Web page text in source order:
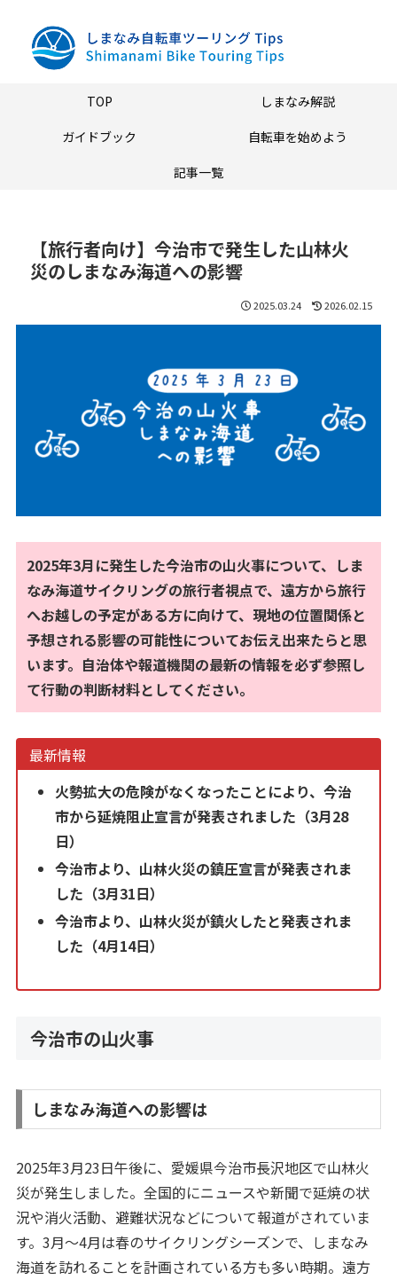
TOP
しまなみ解説
ガイドブック
自転車を始めよう
記事一覧
【旅行者向け】今治市で発生した山林火
災のしまなみ海道への影響
2025.03.24 2026.02.15
2025年3月に発生した今治市の山火事について、しま
なみ海道サイクリングの旅行者視点で、遠方から旅行
へお越しの予定がある方に向けて、現地の位置関係と
予想される影響の可能性についてお伝え出来たらと思
います。自治体や報道機関の最新の情報を必ず参照し
て行動の判断材料としてください。
最新情報
火勢拡大の危険がなくなったことにより、今治
市から延焼阻止宣言が発表されました（3月28
日）
今治市より、山林火災の鎮圧宣言が発表されま
した（3月31日）
今治市より、山林火災が鎮火したと発表されま
した（4月14日）
今治市の山火事
しまなみ海道への影響は
2025年3月23日午後に、愛媛県今治市長沢地区で山林火
災が発生しました。全国的にニュースや新聞で延焼の状
況や消火活動、避難状況などについて報道がされていま
す。3月～4月は春のサイクリングシーズンで、しまなみ
海道を訪れることを計画されている方も多い時期。遠方